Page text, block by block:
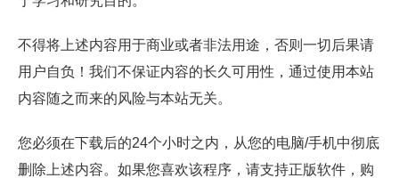
不得将上述内容用于商业或者非法用途，否则一切后果请
用户自负！我们不保证内容的长久可用性，通过使用本站
内容随之而来的风险与本站无关。
您必须在下载后的24个小时之内，从您的电脑/手机中彻底
删除上述内容。如果您喜欢该程序，请支持正版软件，购